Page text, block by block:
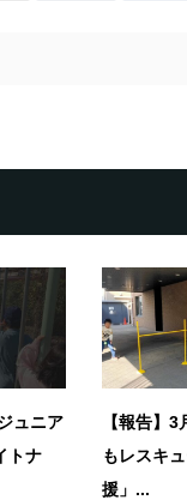
ュニア
トナ
【報告】
もレスキ
援」...